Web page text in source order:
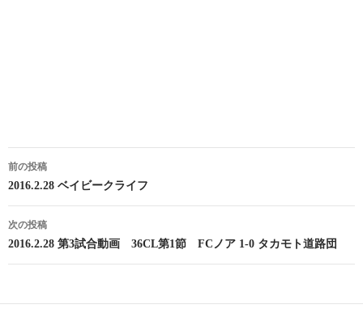
投
稿
ナ
ビ
ー
前の投稿
2016.2.28 ベイビークライフ
次の投稿
2016.2.28 第3試合動画 36CL第1節 FCノア 1-0 タカモト道路団